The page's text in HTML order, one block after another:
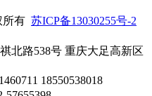
所有 苏ICP备13030255号-2
北路538号 重庆大足高新区
18550538018